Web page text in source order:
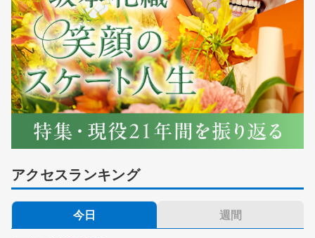
アクセスランキング
今日 週間